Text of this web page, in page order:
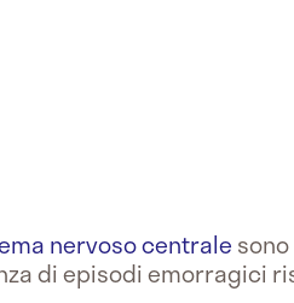
nervoso centrale
di episodi emorragici